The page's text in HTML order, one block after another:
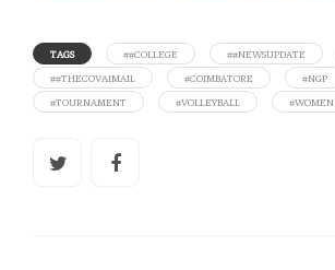
TAGS ##COLLEGE ##NEWSUPDATE
##THECOVAIMAIL
#COIMBATORE
#NGP
#TOURNAMENT
#VOLLEYBALL #WOMEN